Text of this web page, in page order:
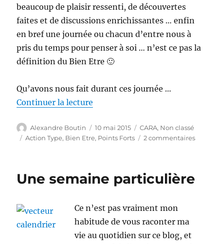
beaucoup de plaisir ressenti, de découvertes
faites et de discussions enrichissantes … enfin
en bref une journée ou chacun d’entre nous à
pris du temps pour penser à soi … n’est ce pas la
définition du Bien Etre 🙂
Qu’avons nous fait durant ces journée …
Continuer la lecture
Auteur
Alexandre Boutin
Publié
le
10 mai 2015 Catégories
CARA, Non classé
Étiquettes
Action Type, Bien Etre, Points Forts 2 commentairessur
Une semaine particulière
Ce n’est pas vraiment mon
habitude de vous raconter ma
vie au quotidien sur ce blog, et